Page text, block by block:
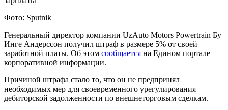
Фото: Sputnik
Генеральный директор компании UzAuto Motors Powertrain Бу
Инге Андерссон получил штраф в размере 5% от своей
заработной платы. Об этом сообщается на Едином портале
корпоративной информации.
Причиной штрафа стало то, что он не предпринял
необходимых мер для своевременного урегулирования
дебиторской задолженности по внешнеторговым сделкам.